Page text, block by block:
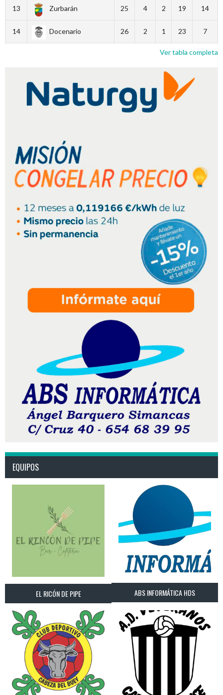
13 Zurbarán 25 4 2 19 14
14 Docenario 26 2 1 23 7
Ver tabla completa
EQUIPOS
EL RICÓN DE PIPE ABS INFORMÁTICA HDS